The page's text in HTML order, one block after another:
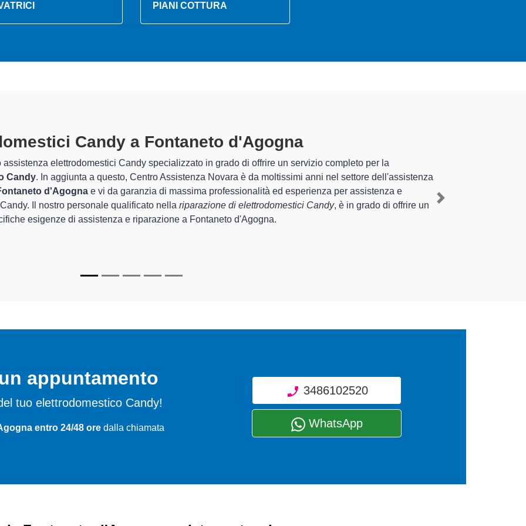
PIANI COTTURA
Candy A Fontaneto D'Agogna
Assistenza Novara sono in grado di garantire al cliente esperienza pluriennale nel territorio di Fontaneto
che riguarda la sistemazione e lariparazione del tuo elettrodomestico Candy a Fontaneto d'Agogna
del corretto funzionamento degli apparecchi.
di Centro Assistenza Novara sono in grado di fornire interventi di diverse tipologie sugli elettrodomestici da
Next
appuntamento
tuo elettrodomestico Candy!
entro 24/48 oredalla chiamata
3486102520
WhatsApp